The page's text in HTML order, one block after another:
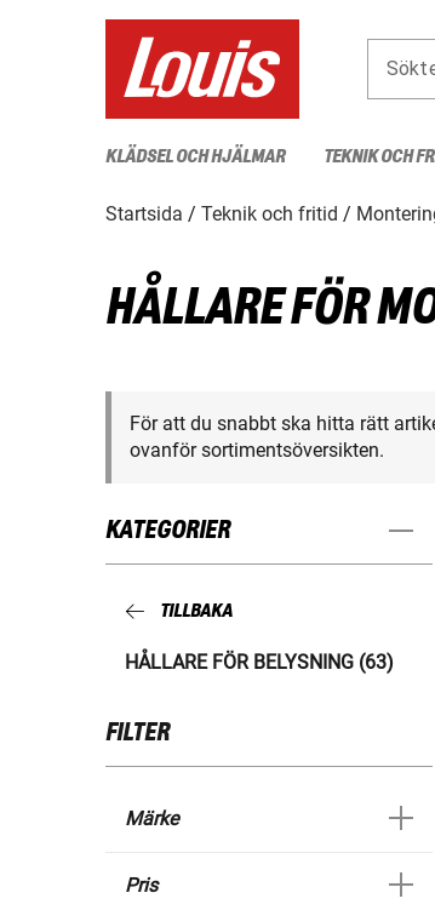
KLÄDSEL OCH HJÄLMAR TEKNIK OCH
Startsida Teknik och fritid
HÅLLARE FÖR
För att du snabbt ska hitta rätt
ovanför sortimentsöversikten.
KATEGORIER
TILLBAKA
HÅLLARE FÖR BELYSNING (63)
FILTER
Märke
Pris